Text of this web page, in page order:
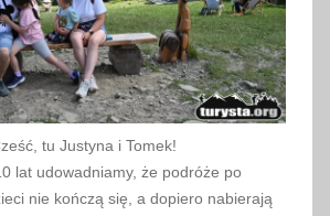
tu Justyna i Tomek!
lat udowadniamy, że podróże po
nie kończą się, a dopiero nabierają